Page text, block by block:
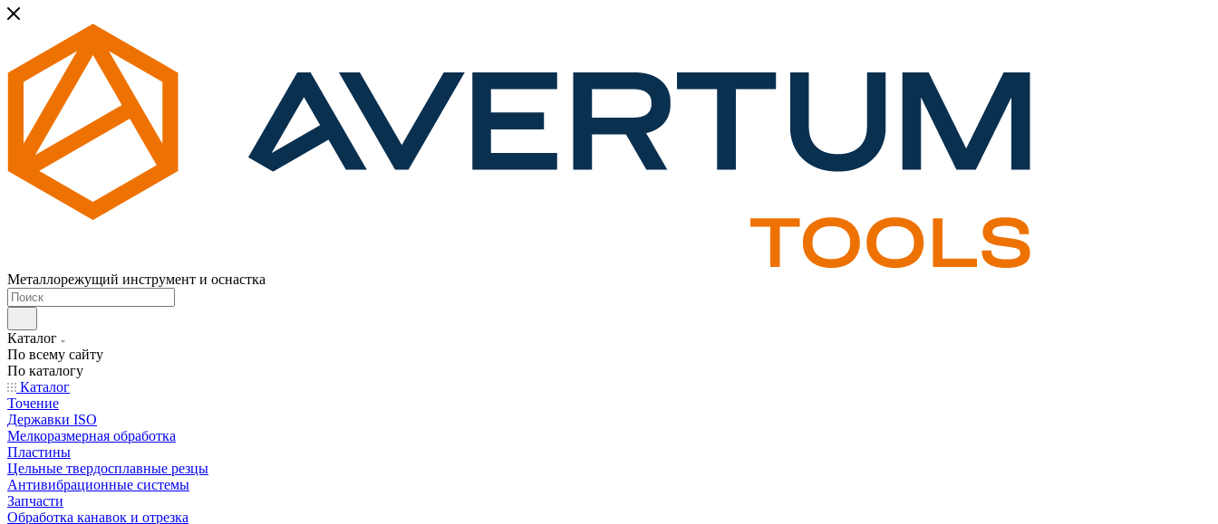
Металлорежущий инструмент и оснастка
Каталог
По всему сайту
По каталогу
Каталог
Точение
Державки ISO
Мелкоразмерная обработка
Пластины
Цельные твердосплавные резцы
Антивибрационные системы
Запчасти
Обработка канавок и отрезка